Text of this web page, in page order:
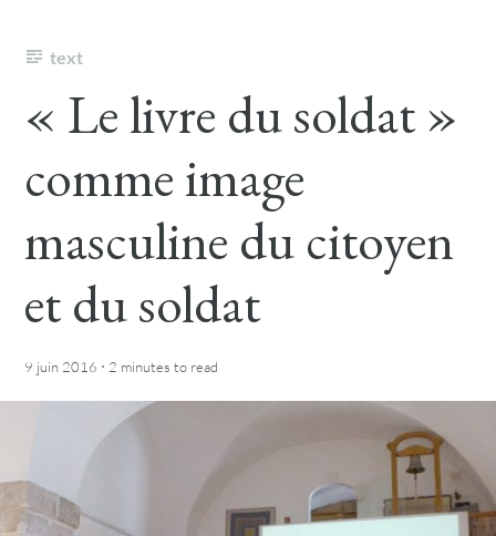
text
« Le livre du soldat »
comme image
masculine du citoyen
et du soldat
9 juin 2016 · 2 minutes to read